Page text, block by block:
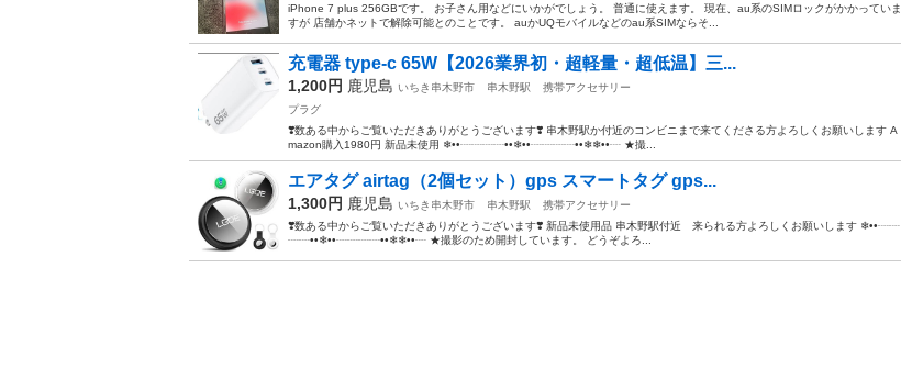
iPhone 7 plus 256GBです。 お子さん用などにいかがでしょう。 普通に使えます。 現在、au系のSIMロックがかかっていま
すが 店舗かネットで解除可能とのことです。 auかUQモバイルなどのau系SIMならそ...
充電器 type-c 65W【2026業界初・超軽量・超低温】三...
1,200円 鹿児島 いちき串木野市 串木野駅
携帯アクセサリー
プラグ
❣️数ある中からご覧いただきありがとうございます❣️ 串木野駅か付近のコンビニまで来てくださる方よろしくお願いします A
mazon購入1980円 新品未使用 ❄︎••┈┈┈┈••❄︎••┈┈┈┈••❄︎❄︎••┈ ★撮...
エアタグ airtag（2個セット）gps スマートタグ gps...
1,300円 鹿児島 いちき串木野市 串木野駅
携帯アクセサリー
❣️数ある中からご覧いただきありがとうございます❣️ 新品未使用品 串木野駅付近 来られる方よろしくお願いします ❄︎••┈┈
┈┈••❄︎••┈┈┈┈••❄︎❄︎••┈ ★撮影のため開封しています。 どうぞよろ...